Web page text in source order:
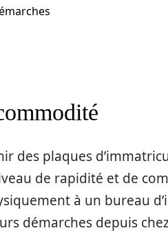
des plaques
de rapidité et de
à un bureau
démarches depuis